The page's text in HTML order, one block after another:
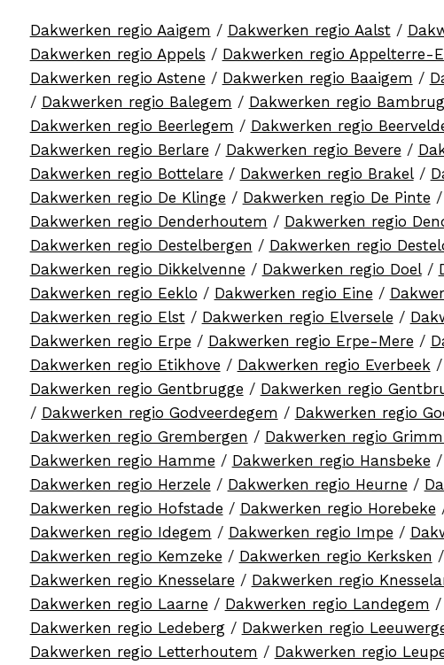
Dakwerken regio Aaigem / Dakwerken regio Aalst/
Dakwerken regio Appels / Dakwerken regio Appelterre-
Dakwerken regio Astene / Dakwerken regio Baaigem /
/ Dakwerken regio Balegem / Dakwerken regio
Dakwerken regio Beerlegem / Dakwerken regio
Dakwerken regio Berlare / Dakwerken regio Bevere /
Dakwerken regio Bottelare / Dakwerken regio Brakel/
Dakwerken regio De Klinge / Dakwerken regio De Pinte /
Dakwerken regio Denderhoutem / Dakwerken regio
Dakwerken regio Destelbergen / Dakwerken regio
Dakwerken regio Dikkelvenne / Dakwerken regio Doel/
Dakwerken regio Eeklo / Dakwerken regio Eine /
Dakwerken regio Elst/ Dakwerken regio Elversele /
Dakwerken regio Erpe / Dakwerken regio Erpe-Mere /
Dakwerken regio Etikhove / Dakwerken regio Everbeek /
Dakwerken regio Gentbrugge / Dakwerken regio
/ Dakwerken regio Godveerdegem / Dakwerken regio
Dakwerken regio Grembergen / Dakwerken regio
Dakwerken regio Hamme / Dakwerken regio Hansbeke /
Dakwerken regio Herzele / Dakwerken regio Heurne /
Dakwerken regio Hofstade / Dakwerken regio Horebeke
Dakwerken regio Idegem / Dakwerken regio Impe /
Dakwerken regio Kemzeke / Dakwerken regio Kerksken /
Dakwerken regio Knesselare / Dakwerken regio
Dakwerken regio Laarne / Dakwerken regio Landegem /
Dakwerken regio Ledeberg/ Dakwerken regio
Dakwerken regio Letterhoutem / Dakwerken regio